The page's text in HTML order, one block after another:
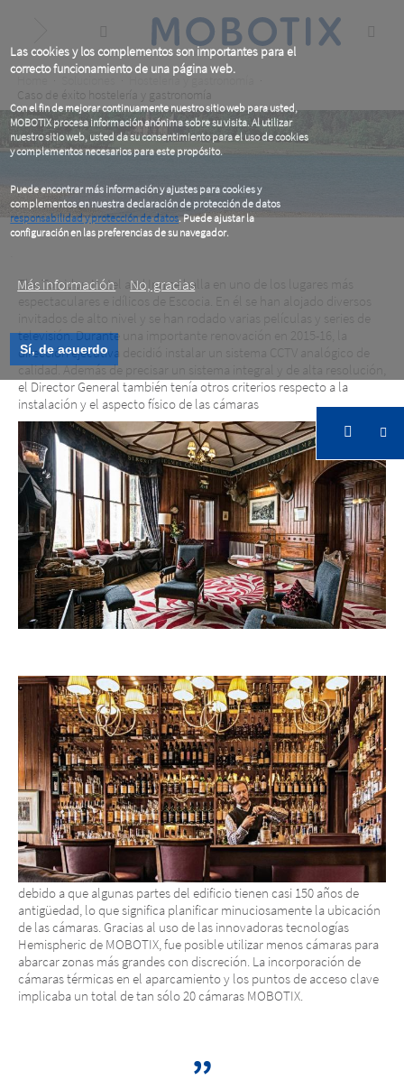
Las cookies y los complementos son importantes para el
correcto funcionamiento de una página web.
Con el fin de mejorar continuamente nuestro sitio web para usted,
MOBOTIX procesa información anónima sobre su visita. Al utilizar
nuestro sitio web, usted da su consentimiento para el uso de cookies
y complementos necesarios para este propósito.
Puede encontrar más información y ajustes para cookies y
complementos en nuestra declaración de protección de datos
responsabilidad y protección de datos. Puede ajustar la
configuración en las preferencias de su navegador.
Más información
No, gracias
Sí, de acuerdo
content
Breadcrumb
Hostelería y gastronomía
Caso de éxito hostelería y gastronomía
The Torridon Hotel and Inn se halla en uno de los lugares más
espectaculares e idílicos de Escocia. En él se han alojado diversos
invitados de alto nivel y se han rodado varias películas y series de
televisión. Durante una importante renovación en 2015-16, la
dirección ejecutiva decidió instalar un sistema CCTV analógico de
calidad. Además de precisar un sistema integral y de alta resolución,
el Director General también tenía otros criterios respecto a la
instalación y el aspecto físico de las cámaras
debido a que algunas partes del edificio tienen casi 150 años de
antigüedad, lo que significa planificar minuciosamente la ubicación
de las cámaras. Gracias al uso de las innovadoras tecnologías
Hemispheric de MOBOTIX, fue posible utilizar menos cámaras para
abarcar zonas más grandes con discreción. La incorporación de
cámaras térmicas en el aparcamiento y los puntos de acceso clave
implicaba un total de tan sólo 20 cámaras MOBOTIX.